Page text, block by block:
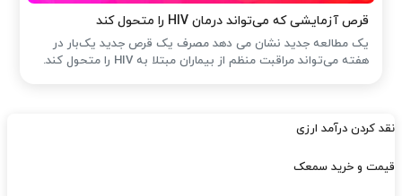
قرص آزمایشی که می‌تواند درمان HIV را متحول کند
یک مطالعه جدید نشان می دهد مصرف یک قرص جدید یک‌بار در
هفته می‌تواند مراقبت منظم از بیماران مبتلا به HIV را متحول کند.
نقد کردن درآمد ارزی
قیمت و خرید سمعک